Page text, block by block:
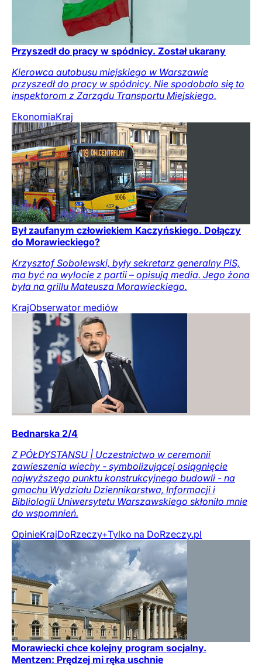
Przyszedł do pracy w spódnicy. Został ukarany
Kierowca autobusu miejskiego w Warszawie
przyszedł do pracy w spódnicy. Nie spodobało się to
inspektorom z Zarządu Transportu Miejskiego.
EkonomiaKraj
Był zaufanym człowiekiem Kaczyńskiego. Dołączy
do Morawieckiego?
Krzysztof Sobolewski, były sekretarz generalny PiS,
ma być na wylocie z partii – opisują media. Jego żona
była na grillu Mateusza Morawieckiego.
KrajObserwator mediów
Bednarska 2/4
Z PÓŁDYSTANSU | Uczestnictwo w ceremonii
zawieszenia wiechy - symbolizującej osiągnięcie
najwyższego punktu konstrukcyjnego budowli - na
gmachu Wydziału Dziennikarstwa, Informacji i
Bibliologii Uniwersytetu Warszawskiego skłoniło mnie
do wspomnień.
OpinieKrajDoRzeczy+Tylko na DoRzeczy.pl
Morawiecki chce kolejny program socjalny.
Mentzen: Prędzej mi ręka uschnie